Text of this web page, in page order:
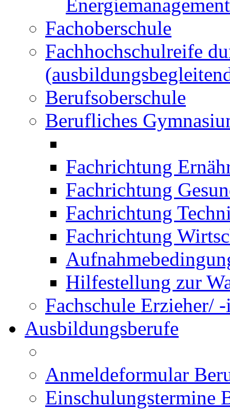
Energiemanagement
Fachoberschule
Fachhochschulreife
Berufsoberschule
Berufliches
Fachrichtung
Fachrichtung
Fachrichtung
Fachrichtung
Hilfestellung zur
Fachschule Erzieher/
Ausbildungsberufe
Anmeldeformular
Einschulungstermine